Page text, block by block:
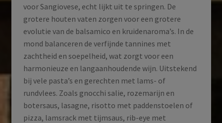
voor Sangiovese, echt lijkt uit te springen. De
grotere houten vaten zorgen voor een grotere
evolutie van de balsamico en kruidenaroma’s. In de
mond balanceren de verfijnde tannines met
zachtheid en soepelheid, wat zorgt voor een
harmonieuze en langaanhoudende wijn. Uitstekend
bij vele pasta’s en gerechten met lams- of
rundvlees. Zoals gnocchi salie, rozemarijn en
botersaus, lasagne, risotto met paddenstoelen of
pizza, lamsrack met tijmsaus, rib-eye met